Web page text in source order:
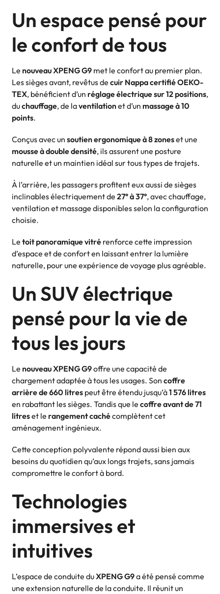
Un espace pensé pour
le confort de tous
Le nouveau XPENG G9 met le confort au premier plan.
Les sièges avant, revêtus de cuir Nappa certifié OEKO-
TEX, bénéficient d’un réglage électrique sur 12 positions,
duchauffage, de laventilationet d’un massage à 10
points.
Conçus avec un soutien ergonomique à 8 zoneset une
mousse à double densité, ils assurent une posture
naturelle et un maintien idéal sur tous types de trajets.
À l’arrière, les passagers profitent eux aussi de sièges
inclinables électriquement de 27° à 37°, avec chauffage,
ventilation et massage disponibles selon la configuration
choisie.
Le toit panoramique vitré renforce cette impression
d’espace et de confort en laissant entrer la lumière
naturelle, pour une expérience de voyage plus agréable.
Un SUV électrique
pensé pour la vie de
tous les jours
Le nouveau XPENG G9offre une capacité de
chargement adaptée à tous les usages. Son coffre
arrière de 660 litres peut être étendu jusqu’à1 576 litres
en rabattant les sièges. Tandis que le coffre avant de 71
litreset le rangement cachécomplètent cet
aménagement ingénieux.
Cette conception polyvalente répond aussi bien aux
besoins du quotidien qu’aux longs trajets, sans jamais
compromettre le confort à bord.
Technologies
immersives et
intuitives
L’espace de conduite duXPENG G9a été pensé comme
une extension naturelle de la conduite. Il réunit un